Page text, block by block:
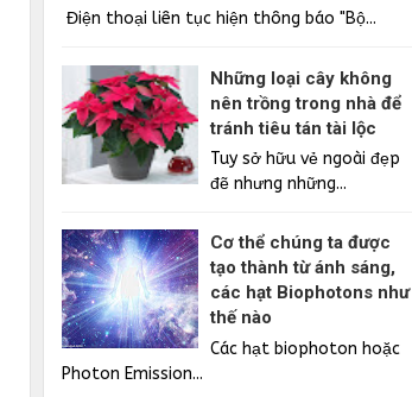
Điện thoại liên tục hiện thông báo "Bộ...
Những loại cây không
nên trồng trong nhà để
tránh tiêu tán tài lộc
Tuy sở hữu vẻ ngoài đẹp
đẽ nhưng những...
Cơ thể chúng ta được
tạo thành từ ánh sáng,
các hạt Biophotons như
thế nào
Các hạt biophoton hoặc
Photon Emission...